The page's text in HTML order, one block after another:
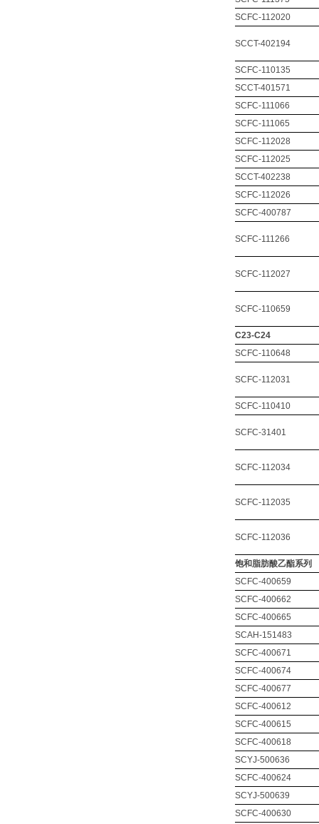
SCFC-112020
SCCT-402194
SCFC-110135
SCCT-401571
SCFC-111066
SCFC-111065
SCFC-112028
SCFC-112025
SCCT-402238
SCFC-112026
SCFC-400787
SCFC-111266
SCFC-112027
SCFC-110659
C23-C24
SCFC-110648
SCFC-112031
SCFC-110410
SCFC-31401
SCFC-112034
SCFC-112035
SCFC-112036
饱和脂肪酸乙酯系列
SCFC-400659
SCFC-400662
SCFC-400665
SCAH-151483
SCFC-400671
SCFC-400674
SCFC-400677
SCFC-400612
SCFC-400615
SCFC-400618
SCYJ-500636
SCFC-400624
SCYJ-500639
SCFC-400630